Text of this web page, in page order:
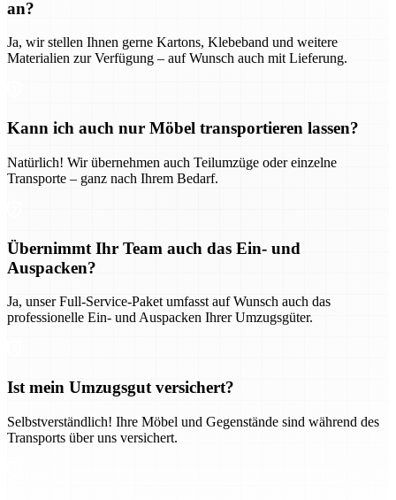
an?
Ja, wir stellen Ihnen gerne Kartons, Klebeband und weitere
Materialien zur Verfügung – auf Wunsch auch mit Lieferung.
Kann ich auch nur Möbel transportieren lassen?
Natürlich! Wir übernehmen auch Teilumzüge oder einzelne
Transporte – ganz nach Ihrem Bedarf.
Übernimmt Ihr Team auch das Ein- und
Auspacken?
Ja, unser Full-Service-Paket umfasst auf Wunsch auch das
professionelle Ein- und Auspacken Ihrer Umzugsgüter.
Ist mein Umzugsgut versichert?
Selbstverständlich! Ihre Möbel und Gegenstände sind während des
Transports über uns versichert.